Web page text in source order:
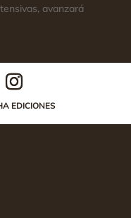
avanzará
EDICIONES